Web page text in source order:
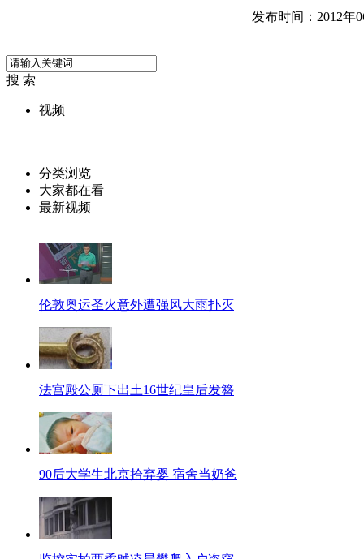
发布时间：2012年
搜 索
视频
分类浏览
大家都在看
最新视频
伦敦奥运圣火意外遭强风大雨扑灭
法宫殿公厕下出土16世纪皇后发簪
90后大学生北京拾弃婴 宿舍当奶爸